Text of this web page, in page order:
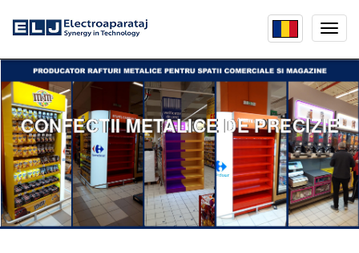
menu
CONFECTII METALICE DE PRECIZIE